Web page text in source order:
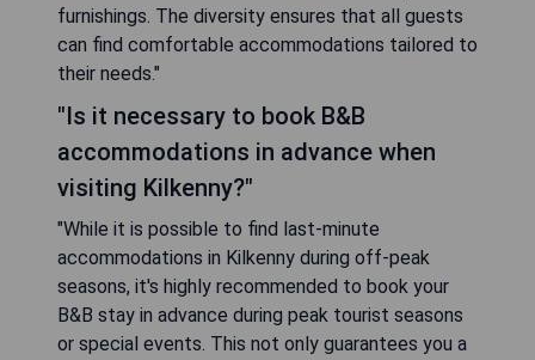
furnishings. The diversity ensures that all guests
can find comfortable accommodations tailored to
their needs."
"Is it necessary to book B&B
accommodations in advance when
visiting Kilkenny?"
"While it is possible to find last-minute
accommodations in Kilkenny during off-peak
seasons, it's highly recommended to book your
B&B stay in advance during peak tourist seasons
or special events. This not only guarantees you a